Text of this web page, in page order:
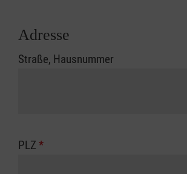
Adresse
Straße, Hausnummer
PLZ *